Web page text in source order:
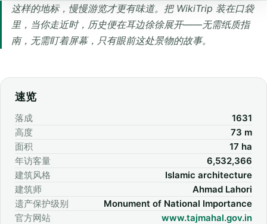
这样的地标，慢慢游览才更有味道。把 WikiTrip 装在口袋
里，当你走近时，历史便在耳边徐徐展开——无需纸质指
南，无需盯着屏幕，只有眼前这处景物的故事。
速览
落成
1631
高度
73 m
面积
17 ha
年访客量
6,532,366
建筑风格
Islamic architecture
建筑师
Ahmad Lahori
遗产保护级别
Monument of National Importance
官方网站
www.tajmahal.gov.in